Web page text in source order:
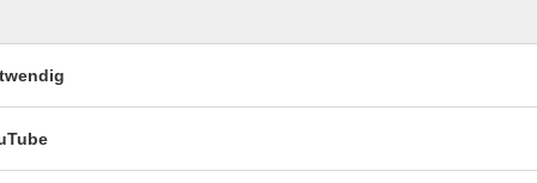
sind zudem Kinderkochkurse, die spielerisch
hat im Sommersemester ihren Platz: In
aus alten Büchern neue Kunstwerke, während
zu erhalten statt sie wegzuwerfen.
Programms. Weiterbildungsangebote für